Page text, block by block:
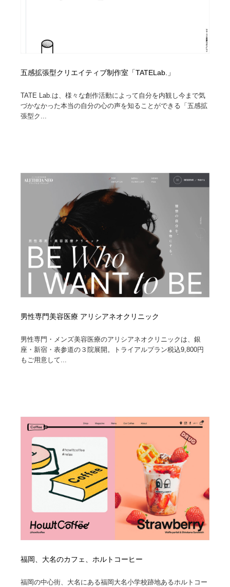
五感拡張型クリエイティブ制作室「TATELab.」
TATE Lab.は、様々な創作活動によって自分を内観し今まで気
づかなかった本当の自分の心の声を知ることができる「五感拡
張型ク...
男性専門美容医療 アリシアネオクリニック
男性専門・メンズ美容医療のアリシアネオクリニックは、銀
座・新宿・表参道の３院展開。トライアルプラン税込9,800円
もご用意して...
福岡、大名のカフェ、ホルトコーヒー
福岡の中心街、大名にある福岡大名小学校跡地あるホルトコー